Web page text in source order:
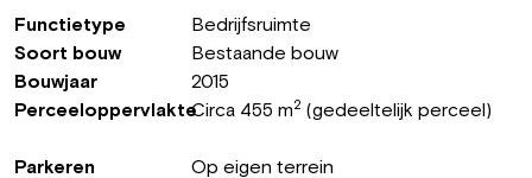
Functietype
Bedrijfsruimte
Soort bouw
Bestaande bouw
Bouwjaar
2015
PerceeloppervlakteCirca 455 m2 (gedeeltelijk perceel)
Parkeren Op eigen terrein